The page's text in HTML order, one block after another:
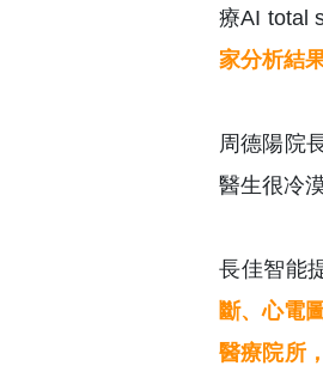
療AI total
家分析結
周德陽院
醫生很冷
長佳智能
斷、心電
醫療院所